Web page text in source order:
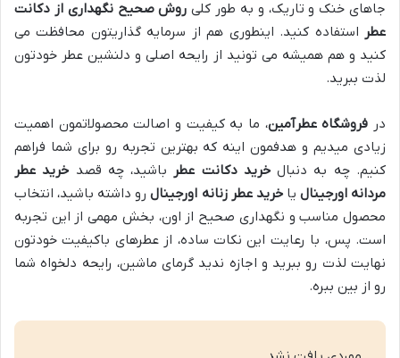
جاهای خنک و تاریک، و به طور کلی روش صحیح نگهداری از دکانت
عطر استفاده کنید. اینطوری هم از سرمایه گذاریتون محافظت می
کنید و هم همیشه می تونید از رایحه اصلی و دلنشین عطر خودتون
لذت ببرید.
در فروشگاه عطرآمین، ما به کیفیت و اصالت محصولاتمون اهمیت
زیادی میدیم و هدفمون اینه که بهترین تجربه رو برای شما فراهم
کنیم. چه به دنبالخرید دکانت عطر باشید، چه قصد خرید عطر
مردانه اورجینال یاخرید عطر زنانه اورجینالرو داشته باشید، انتخاب
محصول مناسب و نگهداری صحیح از اون، بخش مهمی از این تجربه
است. پس، با رعایت این نکات ساده، از عطرهای باکیفیت خودتون
نهایت لذت رو ببرید و اجازه ندید گرمای ماشین، رایحه دلخواه شما
رو از بین ببره.